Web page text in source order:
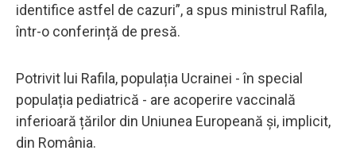
identifice astfel de cazuri”, a spus ministrul Rafila,
într-o conferință de presă.
Potrivit lui Rafila, populația Ucrainei - în special
populația pediatrică - are acoperire vaccinală
inferioară țărilor din Uniunea Europeană și, implicit,
din România.